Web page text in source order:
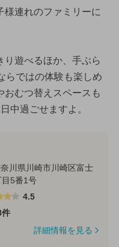
様連れのファミリーに
り遊べるほか、手ぶら
らではの体験も楽しめ
おむつ替えスペースも
中過ごせますよ。
川県川崎市川崎区富士
目5番1号
4.5
件
詳細情報を見る